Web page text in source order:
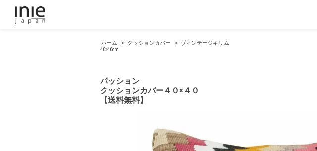
ホーム > クッションカバー > ヴィンテージキリム
40×40cm
パッション
クッションカバー４０×４０
【送料無料】